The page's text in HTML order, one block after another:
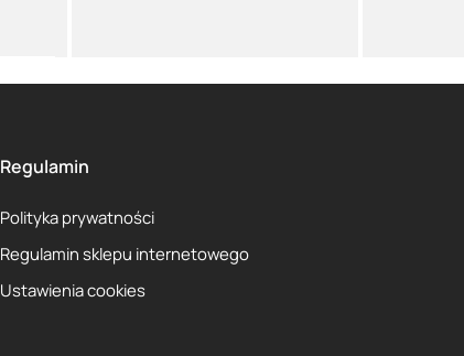
Regulamin
Polityka prywatności
Regulamin sklepu internetowego
Ustawienia cookies